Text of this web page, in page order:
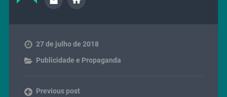
27 de julho de 2018
Publicidade e Propaganda
Previous post